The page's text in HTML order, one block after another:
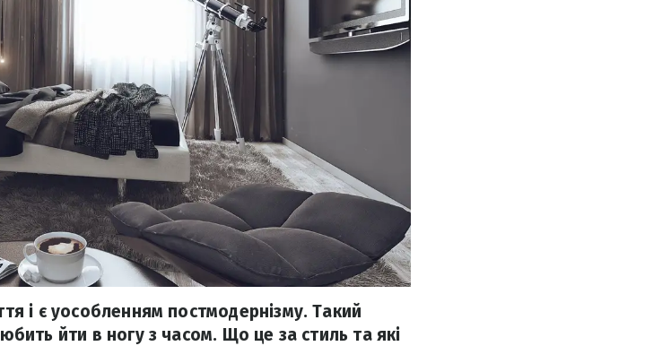
і є уособленням постмодернізму. Такий
йти в ногу з часом. Що це за стиль та які